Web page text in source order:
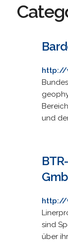
http://
und
http://
sind
über